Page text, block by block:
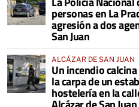
personas en La
agresión a dos
San Juan
ALCÁZAR DE SAN JUAN
Un incendio
la carpa de un
hostelería en la